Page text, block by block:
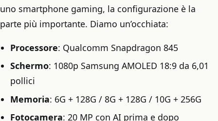
uno smartphone gaming, la configurazione è la
parte più importante. Diamo un’occhiata:
Processore: Qualcomm Snapdragon 845
Schermo: 1080p Samsung AMOLED 18:9 da 6,01
pollici
Memoria: 6G + 128G / 8G + 128G / 10G + 256G
Fotocamera: 20 MP con AI prima e dopo